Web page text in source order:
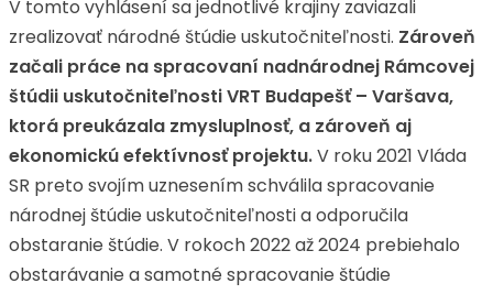
V tomto vyhlásení sa jednotlivé krajiny zaviazali
zrealizovať národné štúdie uskutočniteľnosti. Zároveň
začali práce na spracovaní nadnárodnej Rámcovej
štúdii uskutočniteľnosti VRT Budapešť – Varšava,
ktorá preukázala zmysluplnosť, a zároveň aj
ekonomickú efektívnosť projektu.V roku 2021 Vláda
SR preto svojím uznesením schválila spracovanie
národnej štúdie uskutočniteľnosti a odporučila
obstaranie štúdie. V rokoch 2022 až 2024 prebiehalo
obstarávanie a samotné spracovanie štúdie